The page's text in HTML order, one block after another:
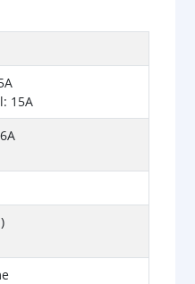
15A